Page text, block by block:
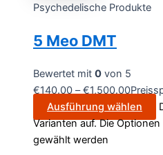
Psychedelische Produkte
5 Meo DMT
Bewertet mit 0 von 5
€140.00 –€1,500.00
Ausführung wählen
Varianten auf. Die
gewählt werden